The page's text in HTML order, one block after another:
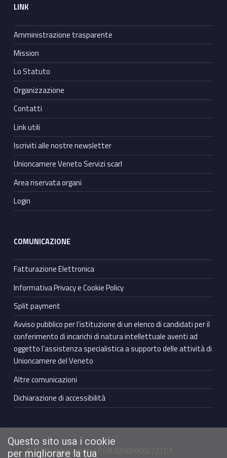
LINK
Amministrazione trasparente
Mission
Lo Statuto
Organizzazione
Contatti
Link utili
Iscriviti alle nostre newsletter
Unioncamere Veneto Servizi scarl
Area riservata organi
Login
COMUNICAZIONE
Fatturazione Elettronica
Informativa Privacy e Cookie Policy
Split payment
Avviso pubblico per l’istituzione di un elenco di candidati per il
conferimento di incarichi di natura intellettuale aventi ad
oggetto l’assistenza specialistica a supporto delle attività di
Unioncamere del Veneto
Altre comunicazioni
Dichiarazione di accessibilità
© 2021 Unioncamere | P.IVA 02406800272 | C.F.
Questo sito usa i cookie
per migliorare la tua